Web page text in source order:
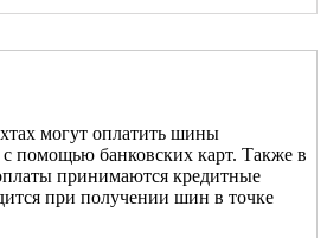
могут оплатить шины
помощью банковских карт. Также в
принимаются кредитные
при получении шин в точке